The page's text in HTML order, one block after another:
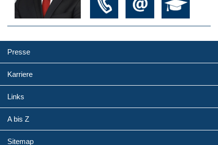
Presse
Karriere
Links
A bis Z
Sitemap